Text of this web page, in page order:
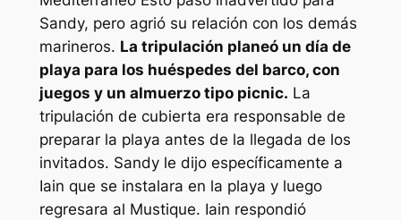
Sandy, pero agrió su relación con los demás
marineros. La tripulación planeó un día de
playa para los huéspedes del barco, con
juegos y un almuerzo tipo picnic. La
tripulación de cubierta era responsable de
preparar la playa antes de la llegada de los
invitados. Sandy le dijo específicamente a
Iain que se instalara en la playa y luego
regresara al Mustique. Iain respondió